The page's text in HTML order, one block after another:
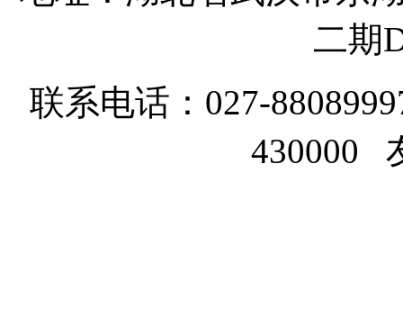
二期
联系电话：027-
430000